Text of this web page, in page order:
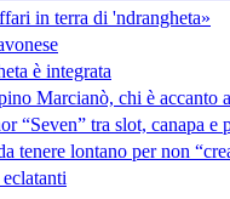
in terra di 'ndrangheta»
è integrata
Marcianò, chi è accanto
“Seven” tra slot, canapa e
tenere lontano per non